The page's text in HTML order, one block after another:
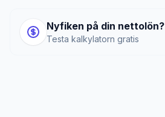
Nyfiken på din nettolön?
Testa kalkylatorn gratis